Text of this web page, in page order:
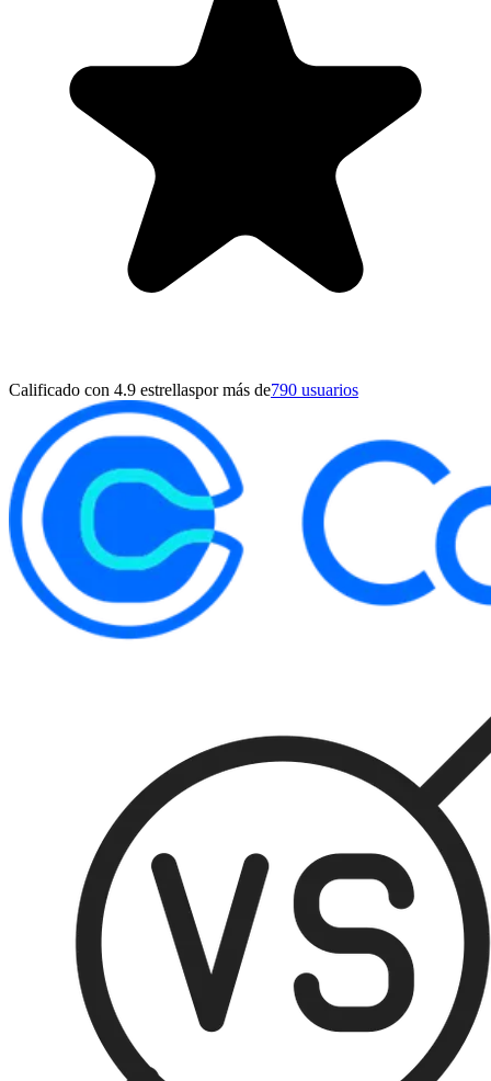
Calificado con 4.9 estrellaspor más de790 usuarios